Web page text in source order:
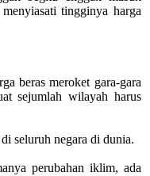
tingginya harga
beras meroket gara-gara
sejumlah wilayah harus
seluruh negara di dunia.
perubahan iklim, ada